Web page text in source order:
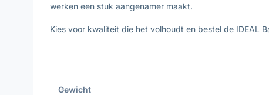
werken een stuk aangenamer maakt.
Kies voor kwaliteit die het volhoudt en bestel de IDEAL
Gewicht